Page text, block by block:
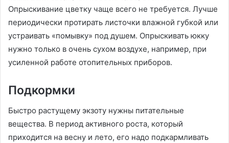
Опрыскивание цветку чаще всего не требуется. Лучше
периодически протирать листочки влажной губкой или
устраивать «помывку» под душем. Опрыскивать юкку
нужно только в очень сухом воздухе, например, при
усиленной работе отопительных приборов.
Подкормки
Быстро растущему экзоту нужны питательные
вещества. В период активного роста, который
приходится на весну и лето, его надо подкармливать